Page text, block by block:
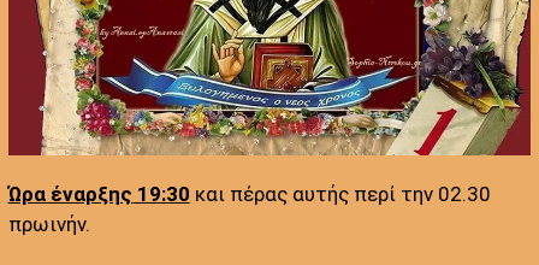
Ώρα έναρξης 19:30 και πέρας αυτής περί την 02.30
πρωινήν.